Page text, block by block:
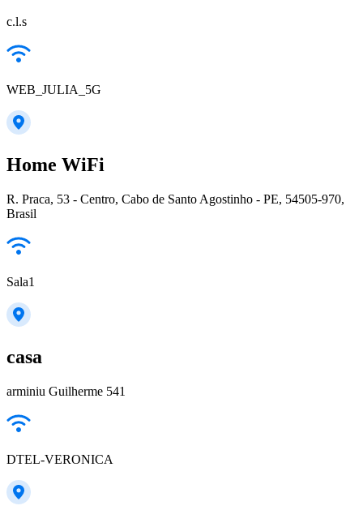
c.l.s
WEB_JULIA_5G
Home WiFi
R. Praca, 53 - Centro, Cabo de Santo Agostinho - PE, 54505-970,
Brasil
Sala1
casa
arminiu Guilherme 541
DTEL-VERONICA